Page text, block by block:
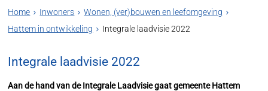
Home Inwoners
Wonen, (ver)bouwen en leefomgeving
Hattem in ontwikkeling
Integrale laadvisie 2022
Integrale laadvisie 2022
Aan de hand van de Integrale Laadvisie gaat gemeente Hattem